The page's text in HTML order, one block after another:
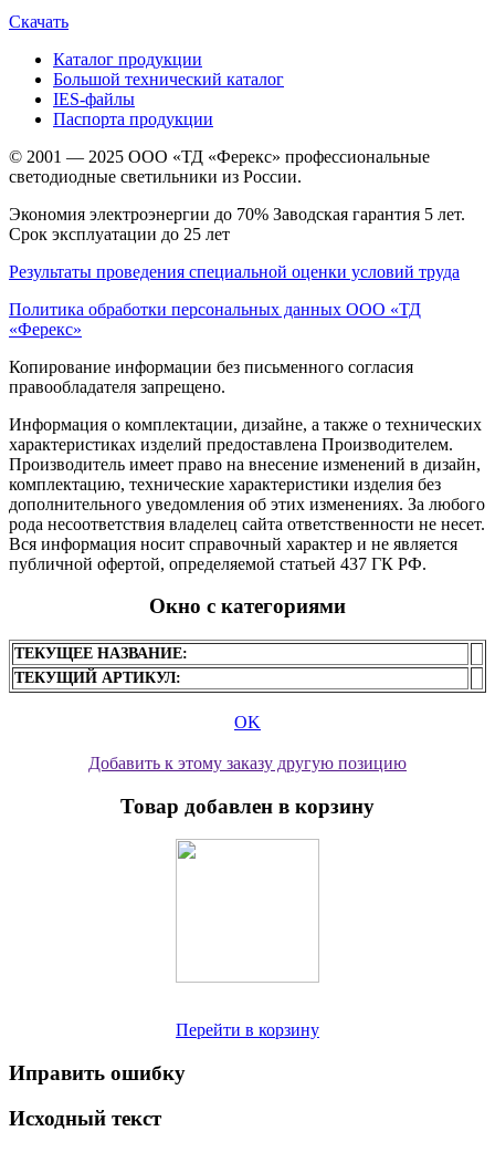
Скачать
Каталог продукции
Большой технический каталог
IES-файлы
Паспорта продукции
© 2001 — 2025 ООО «ТД «Ферекс» профессиональные
светодиодные светильники из России.
Экономия электроэнергии до 70% Заводская гарантия 5 лет.
Срок эксплуатации до 25 лет
Результаты проведения специальной оценки условий труда
Политика обработки персональных данных ООО «ТД
«Ферекс»
Копирование информации без письменного согласия
правообладателя запрещено.
Информация о комплектации, дизайне, а также о технических
характеристиках изделий предоставлена Производителем.
Производитель имеет право на внесение изменений в дизайн,
комплектацию, технические характеристики изделия без
дополнительного уведомления об этих изменениях. За любого
рода несоответствия владелец сайта ответственности не несет.
Вся информация носит справочный характер и не является
публичной офертой, определяемой статьей 437 ГК РФ.
Окно с категориями
ТЕКУЩЕЕ НАЗВАНИЕ:
ТЕКУЩИЙ АРТИКУЛ:
OK
Добавить к этому заказу другую позицию
Товар добавлен в корзину
Перейти в корзину
Иправить ошибку
Исходный текст